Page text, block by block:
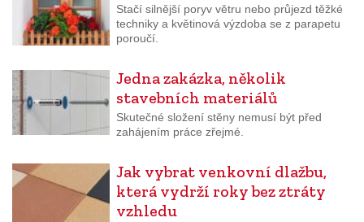
Stačí silnější poryv větru nebo průjezd těžké
techniky a květinová výzdoba se z parapetu
poroučí.
Jedna zakázka, několik
stavebních materiálů
Skutečné složení stěny nemusí být před
zahájením práce zřejmé.
Jak vybrat venkovní dlažbu,
která vydrží roky bez ztráty
vzhledu